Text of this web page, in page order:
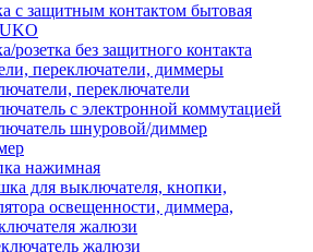
с защитным контактом бытовая
розетка без защитного контакта
переключатели, диммеры
переключатели
с электронной коммутацией
шнуровой/диммер
нажимная
для выключателя, кнопки,
освещенности, диммера,
жалюзи
жалюзи